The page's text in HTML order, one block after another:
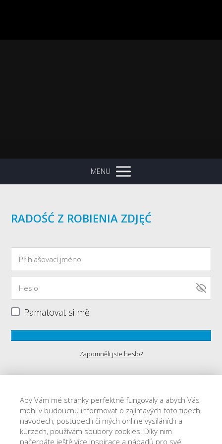
MENU
RADOŚĆ Z ROBIENIA ZDJĘĆ
Pamatovat si mě
Zapomněli jste heslo?
Ochrona danych osobowych
Aby Vám mé stránky perfektně fungovaly a abych Vás
mohl v budoucnu informovat o zajímavých foto tipech,
návodech, postupech či mých online vysíláních a
kurzech, používám soubory cookies. Díky nim
načerpáte ještě více inspirace a nápadů pro své